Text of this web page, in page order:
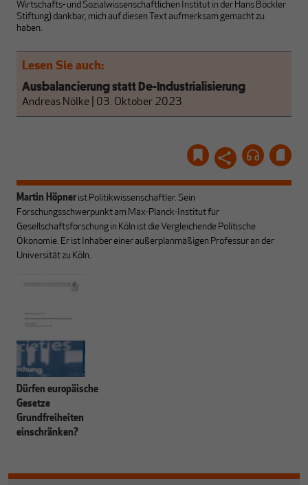
Wirtschafts- und Sozialwissenschaftlichen Institut in der Hans Böckler
Stiftung) dankbar, mich auf diesen Text aufmerksam gemacht zu
haben.
Lesen Sie auch:
Ausbalancierung statt De-Industrialisierung
Andreas Nölke 03. Oktober 2023
Martin Höpner ist Politikwissenschaftler. Sein
Forschungsschwerpunkt am Max-Planck-Institut für
Gesellschaftsforschung in Köln ist die Vergleichende Politische
Ökonomie. Er ist Inhaber einer außerplan­mäßigen Professur an der
Universität zu Köln.
Dürfen europäische
Gesetze
Grundfreiheiten
einschränken?